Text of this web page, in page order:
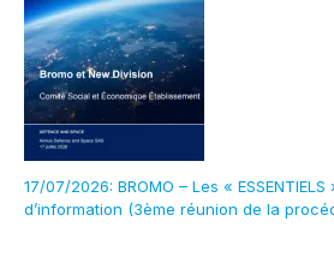
17/07/2026: BROMO – Les «
d’information (3ème réunion de la